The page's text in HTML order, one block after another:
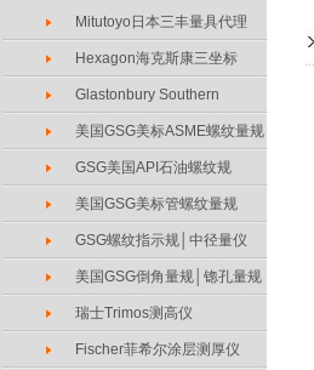
Mitutoyo日本三丰量具代理
Hexagon海克斯康三坐标
Glastonbury Southern
美国GSG美标ASME螺纹量规
GSG美国API石油螺纹规
美国GSG美标管螺纹量规
GSG螺纹指示规│中径量仪
美国GSG倒角量规│锪孔量规
瑞士Trimos测高仪
Fischer菲希尔涂层测厚仪